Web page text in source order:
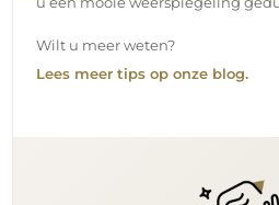
uw pakket rechtstreeks aan uw
woning wordt geleverd (voor
kiest en betaalt, zal de bezorger